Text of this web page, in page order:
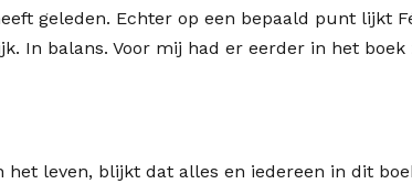
geleden. Echter op een bepaald punt lijkt
In balans. Voor mij had er eerder in het
leven, blijkt dat alles en iedereen in dit